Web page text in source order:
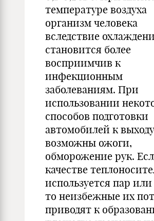
температуре воздуха
организм человека
вследствие
становится более
восприимчив к
инфекционным
заболеваниям. При
использовании
способов подготовки
автомобилей к выходу
возможны ожоги,
обморожение рук.
качестве
используется пар или
то неизбежные их
приводят к